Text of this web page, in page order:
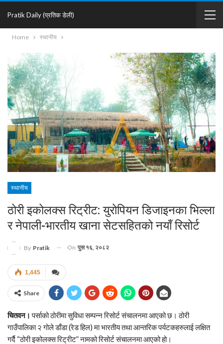
Pratik Daily (प्रतिक डेली)
Home स्थानीय
स्थानीय
ठोरी इकोलक्स रिट्रीट: युरोपियन डिजाइनका भिल्ला
र नेपाली-भारतीय खाना सेटसहितको नयाँ रिसोर्ट
By Pratik On पुस १६, २०८२
1,445
Share
चितवन।पर्साको ठोरीमा सुविधा सम्पन्न रिसोर्ट संचालनमा आएको छ। ठोरी
गाउँपालिका २ गोले डाँडा (रेड हिल) मा भारतीय तथा आन्तरिक पर्यटकहरुलाई लक्षित
गर्दै “ठोरी इकोलक्स रिट्रीट” नामको रिसोर्ट संचालनमा आएको हो।